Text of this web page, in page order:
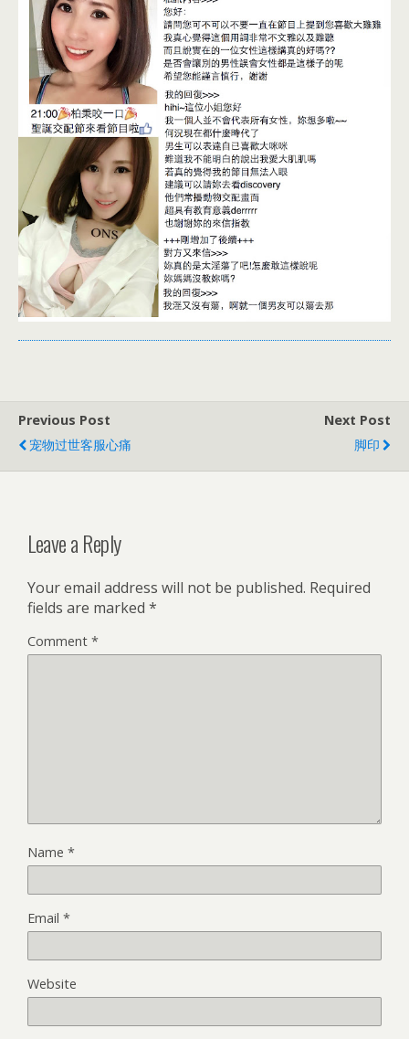
Previous Post
宠物过世客服心痛
Next Post
脚印
Leave a Reply
Your email address will not be published. Required
fields are marked *
Comment *
Name *
Email *
Website